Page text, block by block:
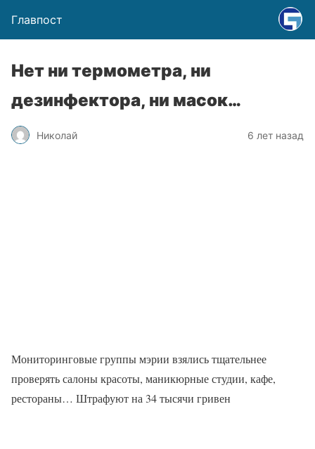
Главпост
Нет ни термометра, ни
дезинфектора, ни масок…
Николай 6 лет назад
Мониторинговые группы мэрии взялись тщательнее
проверять салоны красоты, маникюрные студии, кафе,
рестораны… Штрафуют на 34 тысячи гривен